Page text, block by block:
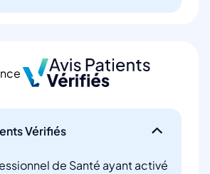
Vérifiés
de Santé ayant activé